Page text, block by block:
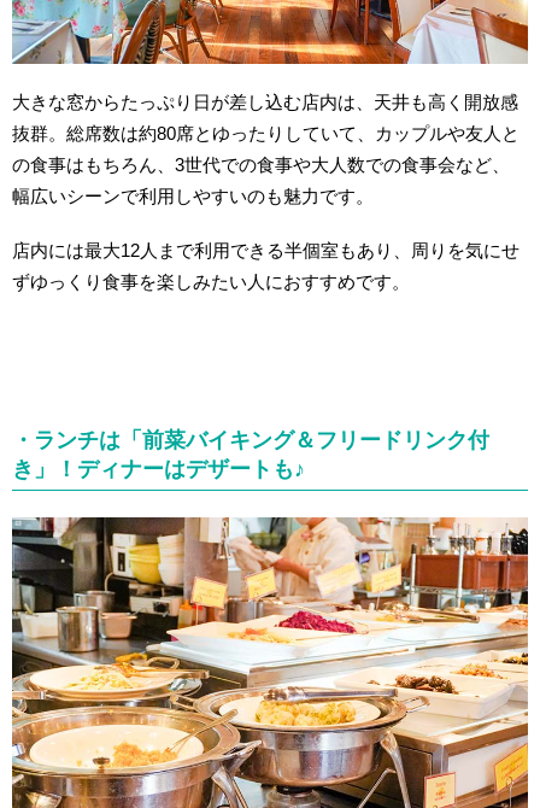
大きな窓からたっぷり日が差し込む店内は、天井も高く開放感
抜群。総席数は約80席とゆったりしていて、カップルや友人と
の食事はもちろん、3世代での食事や大人数での食事会など、
幅広いシーンで利用しやすいのも魅力です。
店内には最大12人まで利用できる半個室もあり、周りを気にせ
ずゆっくり食事を楽しみたい人におすすめです。
・ランチは「前菜バイキング＆フリードリンク付
き」！ディナーはデザートも♪